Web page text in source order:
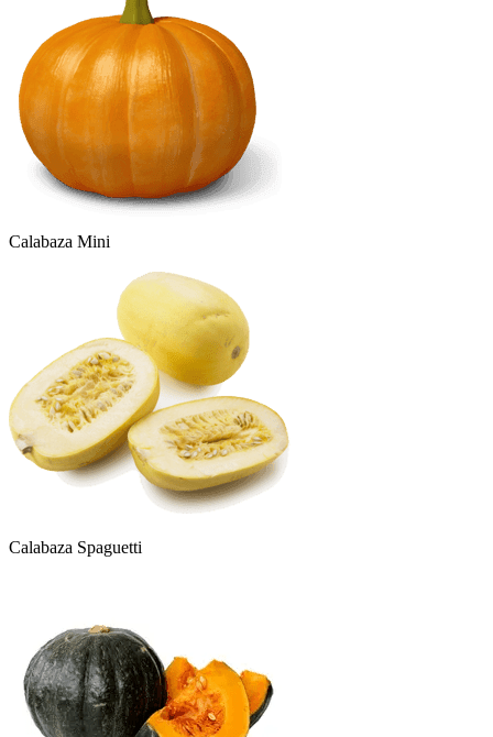
Calabaza Mini
Calabaza Spaguetti